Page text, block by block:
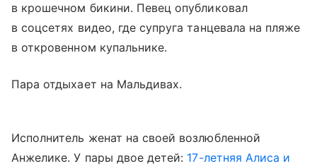
в крошечном бикини. Певец опубликовал
в соцсетях видео, где супруга танцевала на пляже
в откровенном купальнике.
Пара отдыхает на Мальдивах.
Исполнитель женат на своей возлюбленной
Анжелике. У пары двое детей: 17-летняя Алиса и